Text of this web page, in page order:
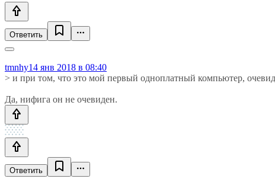
Ответить
tmnhy14 янв 2018 в 08:40
> и при том, что это мой первый одноплатный компьютер,
Да, нифига он не очевиден.
Ответить